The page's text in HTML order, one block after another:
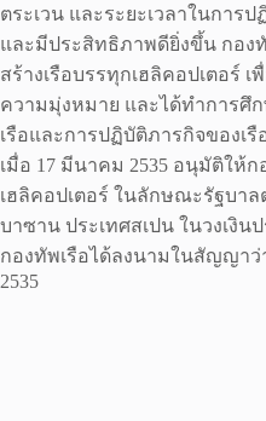
ตระเวน และระยะเวลาในการ
และมีประสิทธิภาพดียิ่งขึ้น กอง
สร้างเรือบรรทุกเฮลิคอปเตอร์
ความมุ่งหมาย และได้ทำการศึ
เรือและการปฏิบัติภารกิจของเ
เมื่อ 17 มีนาคม 2535 อนุมัติให้ก
เฮลิคอปเตอร์ ในลักษณะรัฐบา
บาซาน ประเทศสเปน ในวงเงิน
กองทัพเรือได้ลงนามในสัญญาว่
2535